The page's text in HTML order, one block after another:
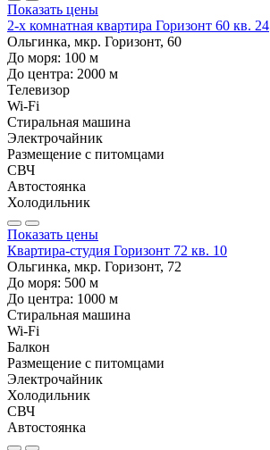
Показать цены
2-х комнатная квартира Горизонт 60 кв. 24
Ольгинка, мкр. Горизонт, 60
До моря: 100 м
До центра: 2000 м
Телевизор
Wi-Fi
Стиральная машина
Электрочайник
Размещение с питомцами
СВЧ
Автостоянка
Холодильник
Показать цены
Квартира-студия Горизонт 72 кв. 10
Ольгинка, мкр. Горизонт, 72
До моря: 500 м
До центра: 1000 м
Стиральная машина
Wi-Fi
Балкон
Размещение с питомцами
Электрочайник
Холодильник
СВЧ
Автостоянка